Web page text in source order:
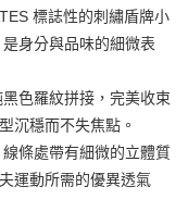
即使用無須另外申請。
自動跳轉到大哥付的交易
截止日，確認付款後即完
易確認頁面所載為準。
未通過，訂單將自動取
付你分期系統評分，恕無
每月結算日後寄送繳費提
付方式。 讓您購物簡單
標誌性的刺繡盾牌小
身分與品味的細微表
色羅紋拼接，完美收束
沉穩而不失焦點。
條處帶有細微的立體質
運動所需的優異透氣